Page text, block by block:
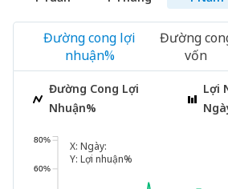
Đường cong lợi
nhuận%
Đường
vốn
Đường Cong Lợi
Nhuận%
Lợi
X: Ngày:
Y: Lợi nhuận%
60%
80%